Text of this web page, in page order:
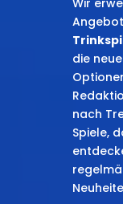
Wir
die
nach
Spiele,